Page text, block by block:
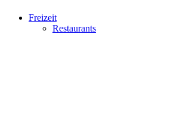
Freizeit
Restaurants